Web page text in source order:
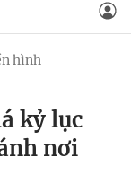
hình
kỷ lục
nơi